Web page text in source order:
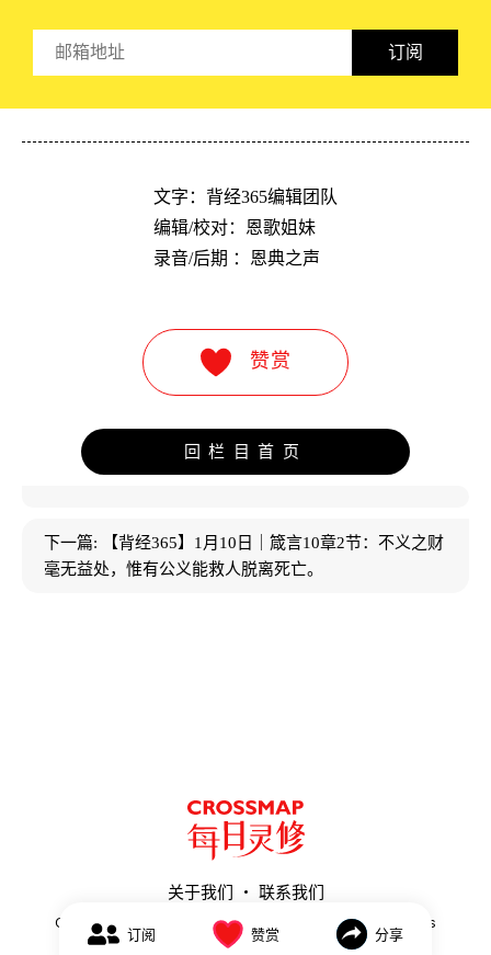
订阅
文字：背经365编辑团队
编辑/校对：恩歌姐妹
录音/后期 ：恩典之声
赞赏
回栏目首页
下一篇:
【背经365】1月10日｜箴言10章2节：不义之财
毫无益处，惟有公义能救人脱离死亡。
关于我们 联系我们
Copyright ©
Meirilingxiu.Crossmap.com. All Rights
Reserved.
订阅 赞赏 分享